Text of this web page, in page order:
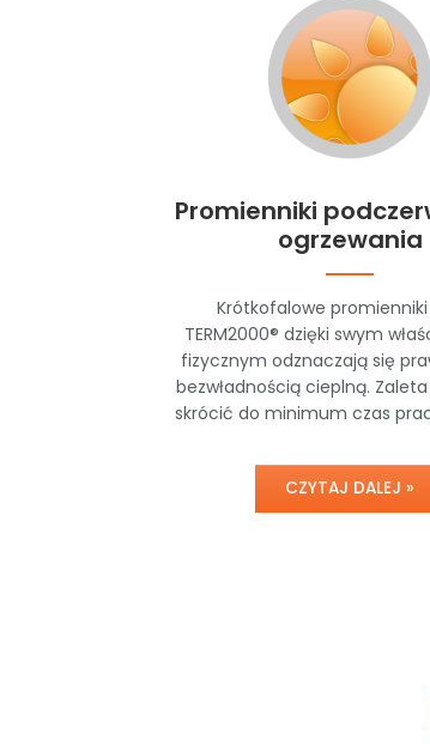
Promienniki
ogrzewania
Krótkofalowe promienniki
TERM2000® dzięki swym
fizycznym odznaczają się
bezwładnością cieplną.
skrócić do minimum czas
CZYTAJ DALEJ »